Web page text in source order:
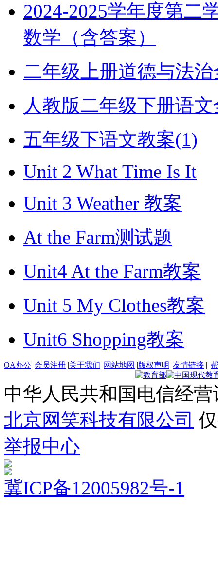
2024-2025学年度第二
数学（含答案）
二年级上册道德与法
人教版二年级下册语
五年级下语文教案(1)
Unit 2 What Time Is It
Unit 3 Weather 教案
At the Farm测试题
Unit4 At the Farm教案
Unit 5 My Clothes教案
Unit6 Shopping教案
OA办公 |会员注册 |关于我们 |网站地图 |版权声明 |友情链接 | |
中华人民共和国电信经营
北京网笑科技有限公司
举报中心
冀ICP备12005982号-1